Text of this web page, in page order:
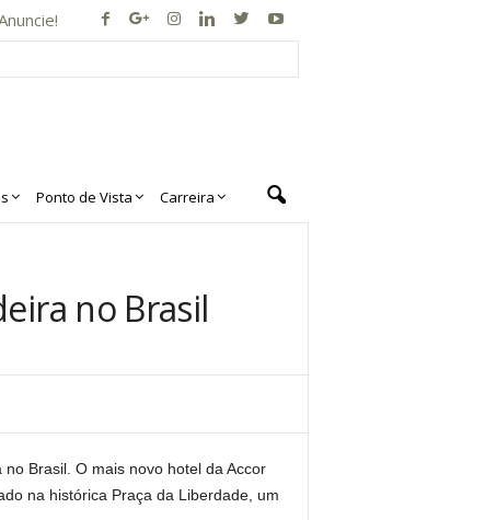
Ponto de Vista Carreira
no Brasil
Brasil. O mais novo hotel da Accor
na histórica Praça da Liberdade, um